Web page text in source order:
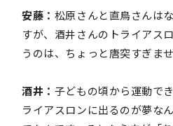
安藤： 松原さんと直鳥さんは
すが、酒井さんのトライアス
うのは、ちょっと唐突すぎま
酒井： 子どもの頃から運動で
ライアスロンに出るのが夢な